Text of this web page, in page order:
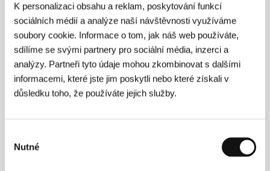
K personalizaci obsahu a reklam, poskytování funkcí
sociálních médií a analýze naší návštěvnosti využíváme
soubory cookie. Informace o tom, jak náš web používáte,
sdílíme se svými partnery pro sociální média, inzerci a
analýzy. Partneři tyto údaje mohou zkombinovat s dalšími
informacemi, které jste jim poskytli nebo které získali v
důsledku toho, že používáte jejich služby.
souhlasu
Nutné
tvorby vymyká přirozeným akcentem křesťanské víry.
Středa 4:45
(Tetarti 4:45)
Režie: Alexis Alexiou / Řecko, Německo, 2015, 116 min
Malý jazzový klub v srdci Athén zdánlivě prosperuje a
milovaného klubu i vlastní existence… Kriminální thriller,
jenž pod tvrdou žánrovou slupkou ukrývá hořkou výpověď